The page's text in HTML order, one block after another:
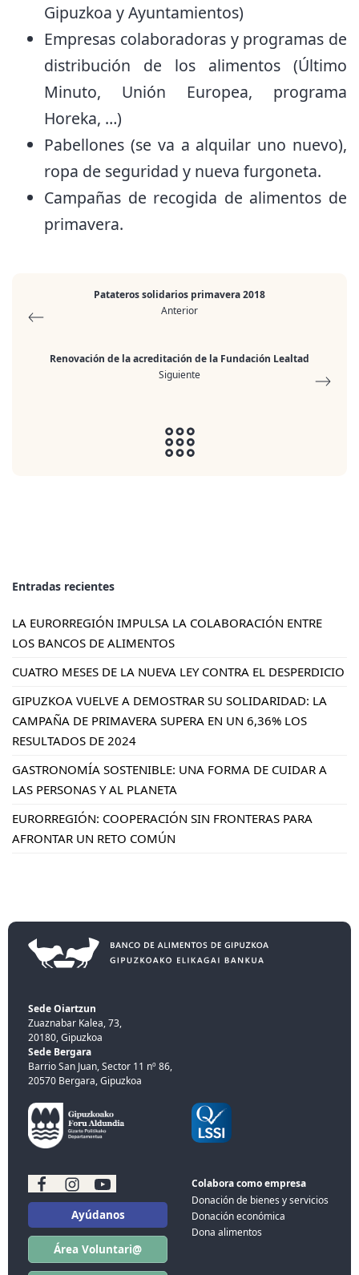
Gipuzkoa y Ayuntamientos)
Empresas colaboradoras y programas de
distribución de los alimentos (Último
Minuto, Unión Europea, programa
Horeka, …)
Pabellones (se va a alquilar uno nuevo),
ropa de seguridad y nueva furgoneta.
Campañas de recogida de alimentos de
primavera.
Patateros solidarios primavera 2018
Anterior
Renovación de la acreditación de la Fundación Lealtad
Siguiente
Entradas recientes
LA EURORREGIÓN IMPULSA LA COLABORACIÓN ENTRE
LOS BANCOS DE ALIMENTOS
CUATRO MESES DE LA NUEVA LEY CONTRA EL DESPERDICIO
GIPUZKOA VUELVE A DEMOSTRAR SU SOLIDARIDAD: LA
CAMPAÑA DE PRIMAVERA SUPERA EN UN 6,36% LOS
RESULTADOS DE 2024
GASTRONOMÍA SOSTENIBLE: UNA FORMA DE CUIDAR A
LAS PERSONAS Y AL PLANETA
EURORREGIÓN: COOPERACIÓN SIN FRONTERAS PARA
AFRONTAR UN RETO COMÚN
Sede Oiartzun
Zuaznabar Kalea, 73,
20180, Gipuzkoa
Sede Bergara
Barrio San Juan, Sector 11 nº 86,
20570 Bergara, Gipuzkoa
Ayúdanos
Área Voluntari@
Colabora como empresa
Donación de bienes y servicios
Donación económica
Dona alimentos